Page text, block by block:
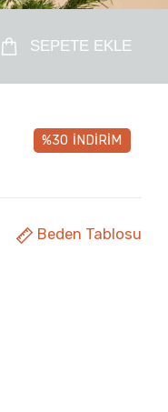
SEPETE EKLE
%30 İNDİRİM
Beden Tablosu